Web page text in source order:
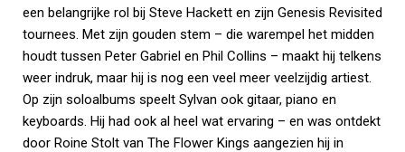
een belangrijke rol bij Steve Hackett en zijn Genesis Revisited
tournees. Met zijn gouden stem – die warempel het midden
houdt tussen Peter Gabriel en Phil Collins – maakt hij telkens
weer indruk, maar hij is nog een veel meer veelzijdig artiest.
Op zijn soloalbums speelt Sylvan ook gitaar, piano en
keyboards. Hij had ook al heel wat ervaring – en was ontdekt
door Roine Stolt van The Flower Kings aangezien hij in